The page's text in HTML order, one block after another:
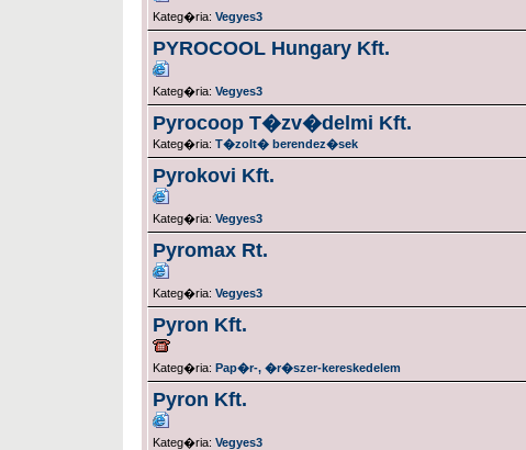
Kateg�ria: Vegyes3
PYROCOOL Hungary Kft.
Kateg�ria: Vegyes3
Pyrocoop T�zv�delmi Kft.
Kateg�ria: T�zolt� berendez�sek
Pyrokovi Kft.
Kateg�ria: Vegyes3
Pyromax Rt.
Kateg�ria: Vegyes3
Pyron Kft.
Kateg�ria: Pap�r-, �r�szer-kereskedelem
Pyron Kft.
Kateg�ria: Vegyes3